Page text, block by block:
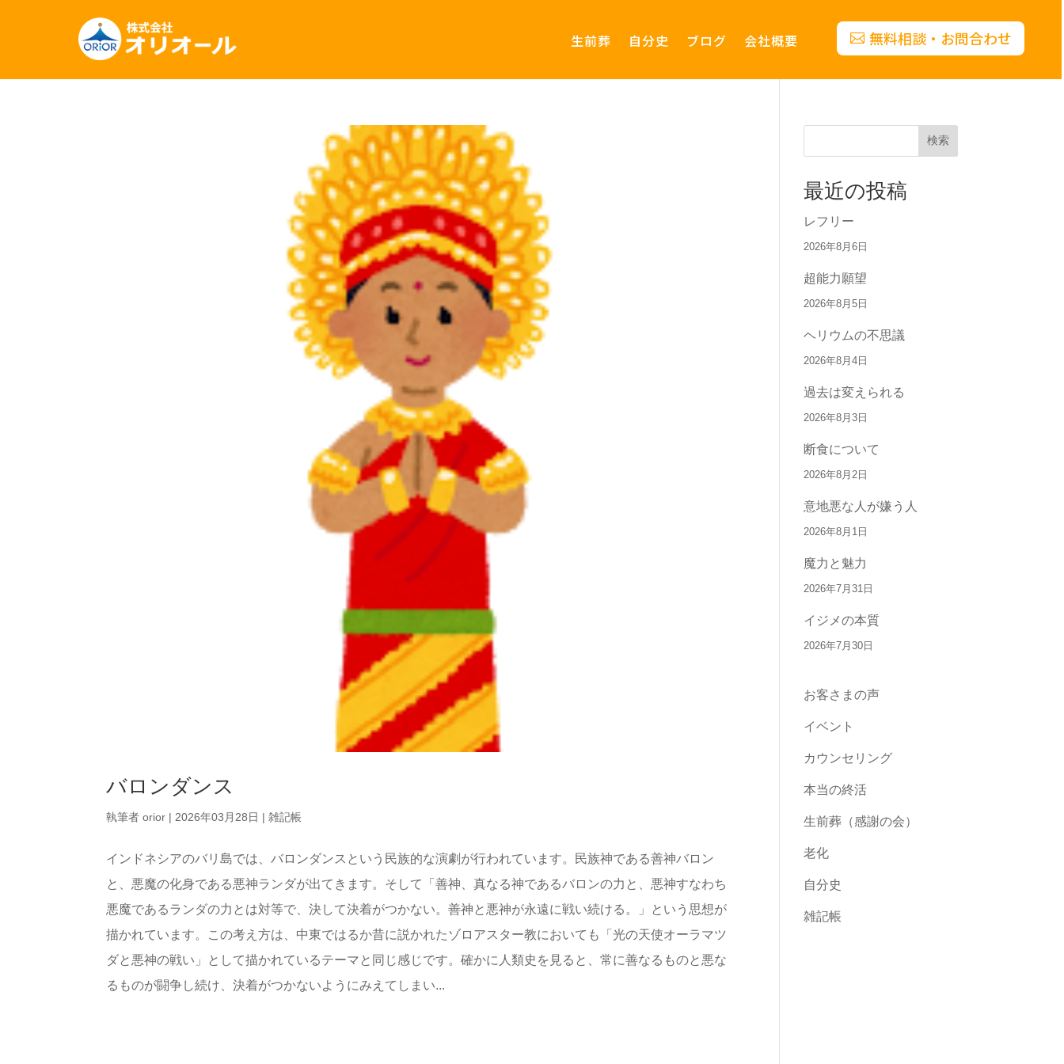
生前葬 自分史 ブログ 会社概要 無料相談・お問合わせ
バロンダンス
執筆者orior | 2026年03月28日 |雑記帳
インドネシアのバリ島では、バロンダンスという民族的な演劇が行われています。民族神である善神バロン
と、悪魔の化身である悪神ランダが出てきます。そして「善神、真なる神であるバロンの力と、悪神すなわち
悪魔であるランダの力とは対等で、決して決着がつかない。善神と悪神が永遠に戦い続ける。」という思想が
描かれています。この考え方は、中東ではるか昔に説かれたゾロアスター教においても「光の天使オーラマツ
ダと悪神の戦い」として描かれているテーマと同じ感じです。確かに人類史を見ると、常に善なるものと悪な
るものが闘争し続け、決着がつかないようにみえてしまい...
検索
最近の投稿
レフリー
2026年8月6日
超能力願望
2026年8月5日
ヘリウムの不思議
2026年8月4日
過去は変えられる
2026年8月3日
断食について
2026年8月2日
意地悪な人が嫌う人
2026年8月1日
魔力と魅力
2026年7月31日
イジメの本質
2026年7月30日
お客さまの声
イベント
カウンセリング
本当の終活
生前葬（感謝の会）
老化
自分史
雑記帳